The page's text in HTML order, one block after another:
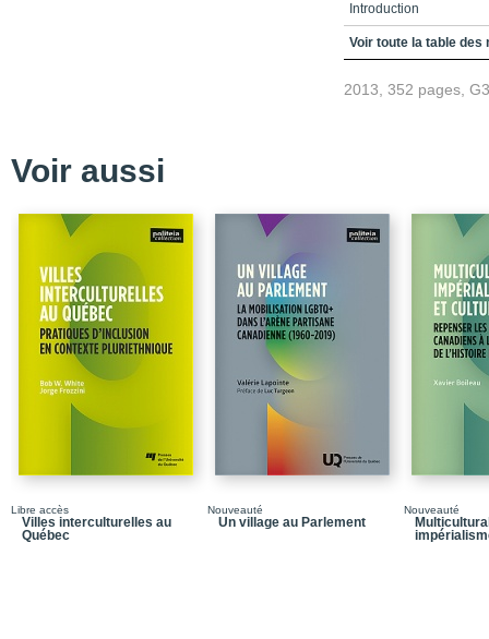
Introduction
Partie I - Au coeur des
Partie II - La
Chapitre 5. Plus de
constitutionnelles de
Chapitre 6.
Chapitre 7. La
Chapitre 8. La
désillusion ou
Partie III - La Charte
Chapitre 10. Une
Chapitre 11. Le
Chapitre 12.
Voir toute la table des
2013, 352 pages,
Voir aussi
Libre accès
Villes interculturelles au
Québec
Nouveauté
Un village au Parlement
Nouveauté